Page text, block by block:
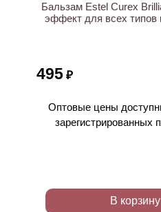
Бальзам Estel Curex
эффект для всех типов
495 ₽
Оптовые цены
зарегистрированных
В корзину